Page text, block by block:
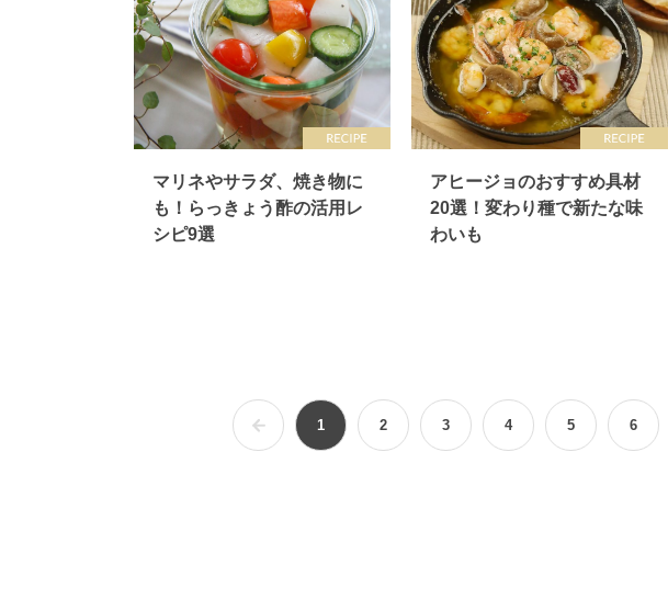
マリネやサラダ、焼き物に
も！らっきょう酢の活用レ
シピ9選
アヒージョのおすすめ具材
20選！変わり種で新たな味
わいも
1 2 3 4 5 6